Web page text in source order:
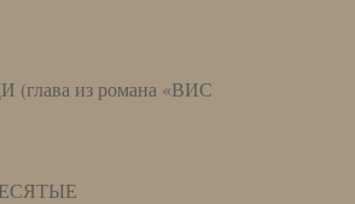
из романа «ВИС